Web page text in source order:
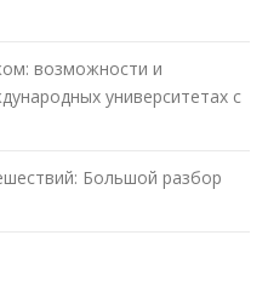
возможности и
университетах с
Большой разбор